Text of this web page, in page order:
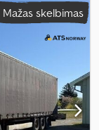
Mažas skelbimas